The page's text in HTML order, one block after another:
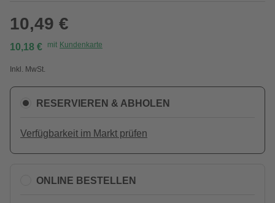
10,49 €
10,18 € mit Kundenkarte
Inkl. MwSt.
RESERVIEREN & ABHOLEN
Verfügbarkeit im Markt prüfen
ONLINE BESTELLEN